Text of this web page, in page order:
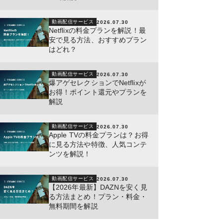
動画配信サービス 2026.07.30
Netflixの料金プランを解説！最
安で見る方法、おすすめプラン
はどれ？
動画配信サービス 2026.07.30
爆アゲセレクションでNetflixが
お得！ポイント還元やプランを
解説
動画配信サービス 2026.07.30
Apple TVの料金プランは？お得
に見る方法や特徴、人気コンテ
ンツを解説！
動画配信サービス 2026.07.30
【2026年最新】DAZNを安く見
る方法まとめ！プラン・料金・
無料期間を解説